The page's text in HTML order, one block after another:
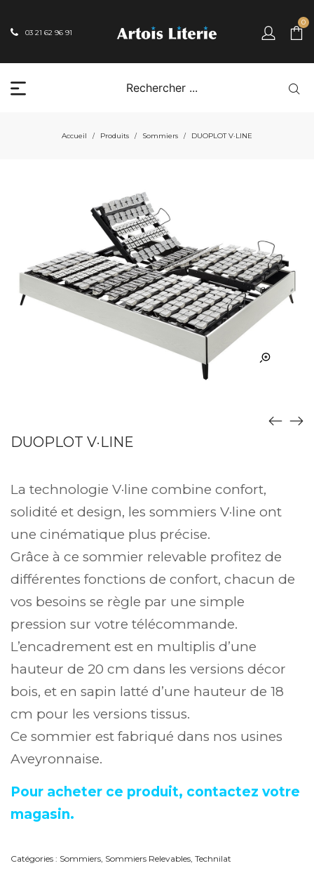
03 21 62 96 91
0
Accueil / Produits / Sommiers / DUOPLOT V·LINE
DUOPLOT V·LINE
La technologie V·line combine confort,
solidité et design, les sommiers V·line ont
une cinématique plus précise.
Grâce à ce sommier relevable profitez de
différentes fonctions de confort, chacun de
vos besoins se règle par une simple
pression sur votre télécommande.
L’encadrement est en multiplis d’une
hauteur de 20 cm dans les versions décor
bois, et en sapin latté d’une hauteur de 18
cm pour les versions tissus.
Ce sommier est fabriqué dans nos usines
Aveyronnaise.
Pour acheter ce produit, contactez votre
magasin.
Catégories : Sommiers, Sommiers Relevables, Technilat